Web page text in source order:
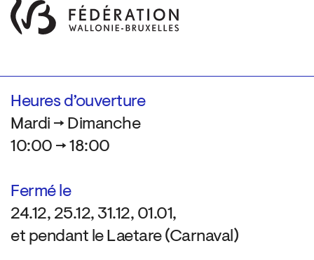
Heures d’ouverture
Mardi → Dimanche
10:00 → 18:00
Fermé le
24.12, 25.12, 31.12, 01.01,
et pendant le Laetare (Carnaval)